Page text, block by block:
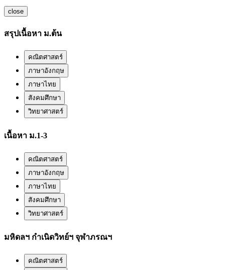
close
สรุปเนื้อหา ม.ต้น
คณิตศาสตร์
ภาษาอังกฤษ
ภาษาไทย
สังคมศึกษา
วิทยาศาสตร์
เนื้อหา ม.1-3
คณิตศาสตร์
ภาษาอังกฤษ
ภาษาไทย
สังคมศึกษา
วิทยาศาสตร์
มหิดลฯ กำเนิดวิทย์ฯ จุฬาภรณฯ
คณิตศาสตร์